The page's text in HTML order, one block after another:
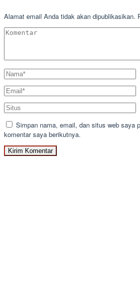
Alamat email Anda tidak akan dipublikasikan.
Simpan nama, email, dan situs web saya
komentar saya berikutnya.